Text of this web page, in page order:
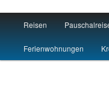
Flug Hotel
Skip to primary
Skip to secondary
Reisen
Ferienwohnungen